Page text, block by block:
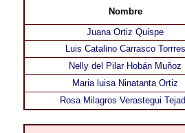
Nombre
Juana Ortiz Quispe
Luis Catalino Carrasco Torrres
Nelly del Pilar Hobán Muñoz
Maria luisa Ninatanta Ortiz
Rosa Milagros Verastegui